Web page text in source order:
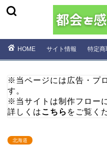
HOME サイト情報 特定商
※当ページには広告・プ
す。
※当サイトは制作フロー
詳しくはこちら をご覧く
北海道